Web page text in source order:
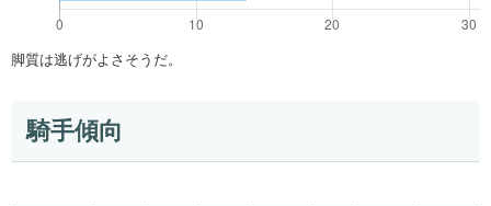
脚質は逃げがよさそうだ。
騎手傾向